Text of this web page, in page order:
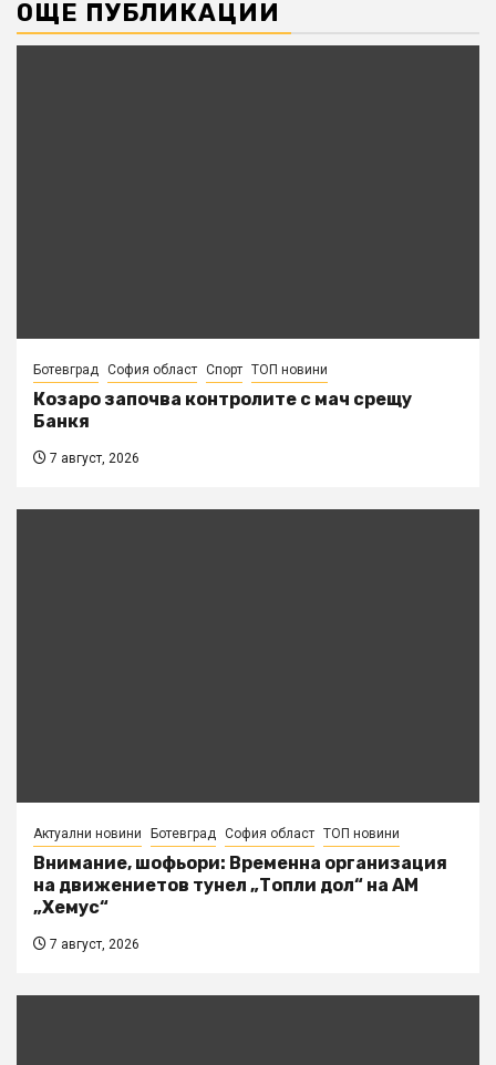
ОЩЕ ПУБЛИКАЦИИ
Ботевград София област Спорт ТОП новини
Козаро започва контролите с мач срещу
Банкя
7 август, 2026
Актуални новини Ботевград София област ТОП новини
Внимание, шофьори: Временна организация
на движениетов тунел „Топли дол“ на АМ
„Хемус“
7 август, 2026